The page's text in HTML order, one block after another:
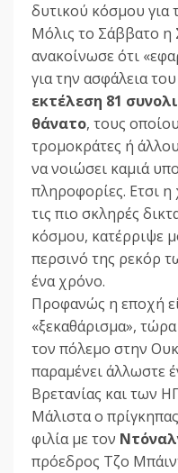
δυτικού κόσμου για
Μόλις το Σάββατο η
ανακοίνωσε ότι
για την ασφάλεια
εκτέλεση 81
θάνατο, τους
τρομοκράτες ή
να νοιώσει καμιά
πληροφορίες. Ετσι
τις πιο σκληρές
κόσμου, κατέρριψε
περσινό της ρεκόρ
ένα χρόνο.
Προφανώς η εποχή
«ξεκαθάρισμα»,
τον πόλεμο στην
παραμένει άλλωστε
Βρετανίας και των
Μάλιστα ο
φιλία με τον
πρόεδρος Τζο